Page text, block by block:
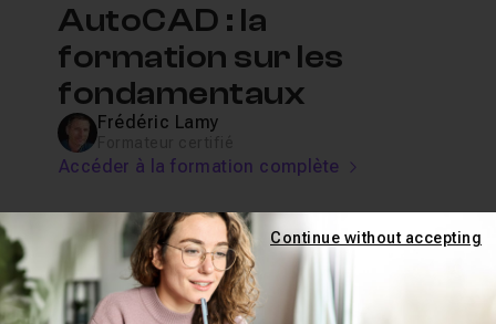
AutoCAD : la
formation sur les
fondamentaux
Frédéric Lamy
Accéder à la formation complète